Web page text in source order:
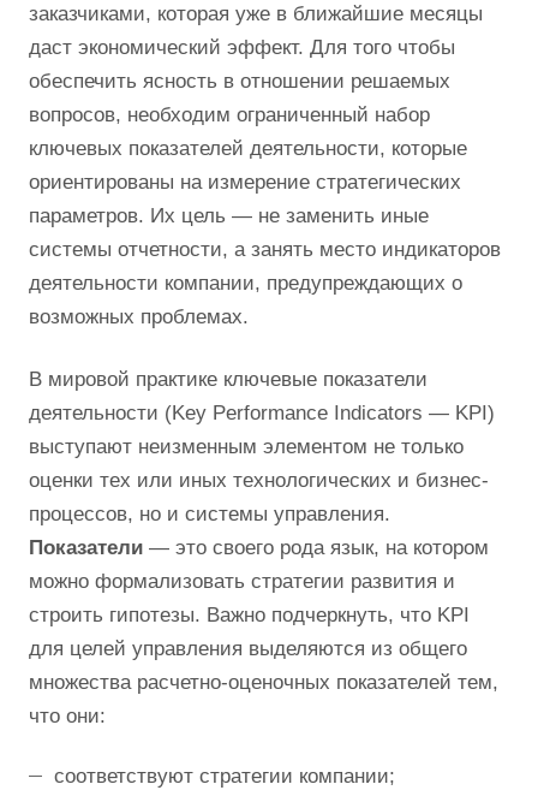
заказчиками, которая уже в ближайшие месяцы
даст экономический эффект. Для того чтобы
обеспечить ясность в отношении решаемых
вопросов, необходим ограниченный набор
ключевых показателей деятельности, которые
ориентированы на измерение стратегических
параметров. Их цель — не заменить иные
системы отчетности, а занять место индикаторов
деятельности компании, предупреждающих о
возможных проблемах.
В мировой практике ключевые показатели
деятельности (Key Performance Indicators — KPI)
выступают неизменным элементом не только
оценки тех или иных технологических и бизнес-
процессов, но и системы управления.
Показатели — это своего рода язык, на котором
можно формализовать стратегии развития и
строить гипотезы. Важно подчеркнуть, что KPI
для целей управления выделяются из общего
множества расчетно-оценочных показателей тем,
что они:
соответствуют стратегии компании;